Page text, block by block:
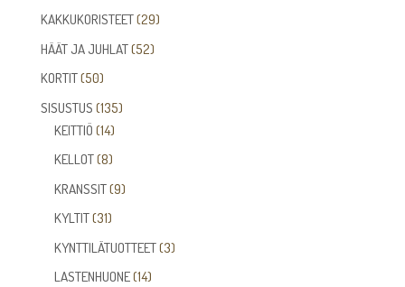
tuotetta
KAKKUKORISTEET 2929
HÄÄT JA JUHLAT 5252
KORTIT 5050
tuotetta
SISUSTUS 135135
KEITTIÖ 1414
tuotetta
KELLOT 88
tuotetta
KRANSSIT 99
KYLTIT 3131
tuotetta
KYNTTILÄTUOTTEET 33
LASTENHUONE 1414